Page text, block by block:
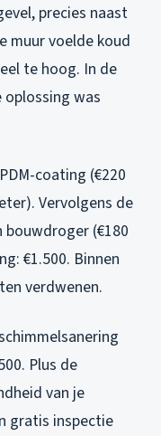
precies naast
muur voelde koud
te hoog. In de
oplossing was
coating (€220
Vervolgens de
(€180
€1.500. Binnen
verdwenen.
Plus de
van je
gratis inspectie